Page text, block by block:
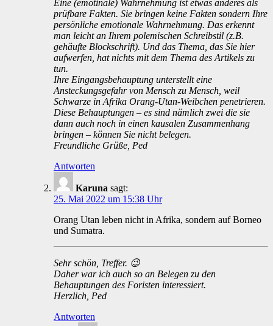
Eine (emotinale) Wahrnehmung ist etwas anderes als
prüfbare Fakten. Sie bringen keine Fakten sondern Ihre
persönliche emotionale Wahrnehmung. Das erkennt
man leicht an Ihrem polemischen Schreibstil (z.B.
gehäufte Blockschrift). Und das Thema, das Sie hier
aufwerfen, hat nichts mit dem Thema des Artikels zu
tun.
Ihre Eingangsbehauptung unterstellt eine
Ansteckungsgefahr von Mensch zu Mensch, weil
Schwarze in Afrika Orang-Utan-Weibchen penetrieren.
Diese Behauptungen – es sind nämlich zwei die sie
dann auch noch in einen kausalen Zusammenhang
bringen – können Sie nicht belegen.
Freundliche Grüße, Ped
Antworten
Karuna sagt:
25. Mai 2022 um 15:38 Uhr
Orang Utan leben nicht in Afrika, sondern auf Borneo
und Sumatra.
Sehr schön, Treffer. 😉
Daher war ich auch so an Belegen zu den
Behauptungen des Foristen interessiert.
Herzlich, Ped
Antworten